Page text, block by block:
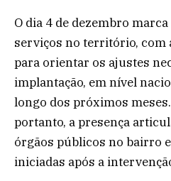
O dia 4 de dezembro
serviços no território, com
para orientar os ajustes
implantação, em nível
longo dos próximos
portanto, a presença
órgãos públicos no bairro
iniciadas após a